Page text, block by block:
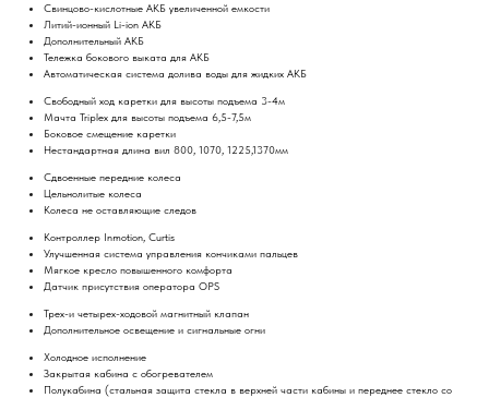
Свинцово-кислотные АКБ увеличенной емкости
Литий-ионный Li-ion АКБ
Дополнительный АКБ
Тележка бокового выката для АКБ
Автоматическая система долива воды для жидких АКБ
Свободный ход каретки для высоты подъема 3-4м
Мачта Triplex для высоты подъема 6,5-7,5м
Боковое смещение каретки
Нестандартная длина вил 800, 1070, 1225,1370мм
Сдвоенные передние колеса
Цельнолитые колеса
Колеса не оставляющие следов
Контроллер Inmotion, Curtis
Улучшенная система управления кончиками пальцев
Мягкое кресло повышенного комфорта
Датчик присутствия оператора OPS
Трех-и четырех-ходовой магнитный клапан
Дополнительное освещение и сигнальные огни
Холодное исполнение
Закрытая кабина с обогревателем
Полукабина (стальная защита стекла в верхней части кабины и переднее стекло со